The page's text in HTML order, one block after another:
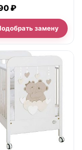
₽
замену